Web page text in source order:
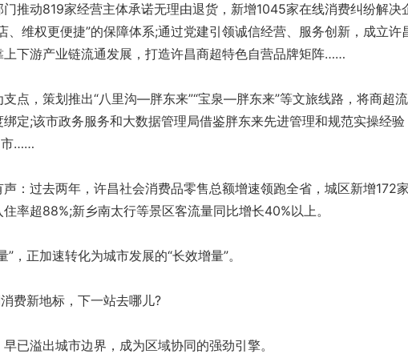
动819家经营主体承诺无理由退货，新增1045家在线消费纠纷解决
、维权更便捷”的保障体系;通过党建引领诚信经营、服务创新，成立许
下游产业链流通发展，打造许昌商超特色自营品牌矩阵……
，策划推出“八里沟—胖东来”“宝泉—胖东来”等文旅线路，将商超
定;该市政务服务和大数据管理局借鉴胖东来先进管理和规范实操经验
市……
过去两年，许昌社会消费品零售总额增速领跑全省，城区新增172家
率超88%;新乡南太行等景区客流量同比增长40%以上。
正加速转化为城市发展的“长效增量”。
费新地标，下一站去哪儿?
溢出城市边界，成为区域协同的强劲引擎。